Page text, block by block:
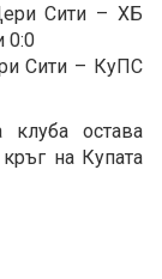
Сити – ХБ
0:0
Сити – КуПС
клуба остава
на Купата